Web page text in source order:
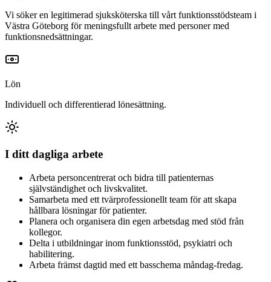
Vi söker en legitimerad sjuksköterska till vårt funktionsstödsteam i
Västra Göteborg för meningsfullt arbete med personer med
funktionsnedsättningar.
Lön
Individuell och differentierad lönesättning.
I ditt dagliga arbete
Arbeta personcentrerat och bidra till patienternas
självständighet och livskvalitet.
Samarbeta med ett tvärprofessionellt team för att skapa
hållbara lösningar för patienter.
Planera och organisera din egen arbetsdag med stöd från
kollegor.
Delta i utbildningar inom funktionsstöd, psykiatri och
habilitering.
Arbeta främst dagtid med ett basschema måndag-fredag.